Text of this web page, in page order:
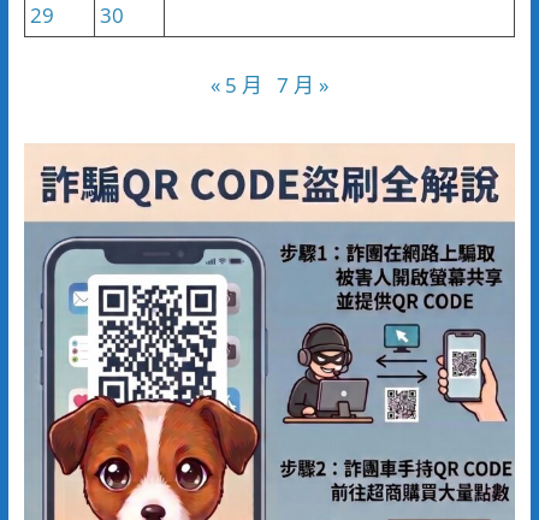
29
30
« 5 月 7 月 »